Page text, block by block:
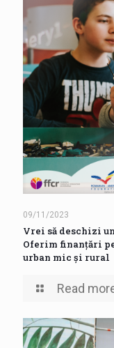
09/11/2023
Vrei să deschizi
Oferim finanțări
urban mic și rural
Read